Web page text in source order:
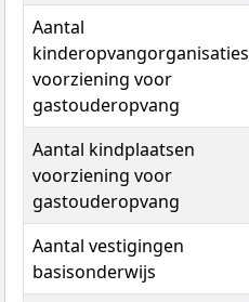
Aantal
kinderopvangorganisaties
voorziening voor
gastouderopvang
Aantal kindplaatsen
voorziening voor
gastouderopvang
Aantal vestigingen
basisonderwijs